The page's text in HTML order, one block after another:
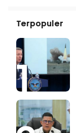
Terpopuler